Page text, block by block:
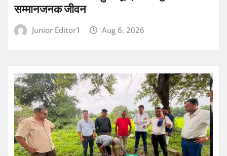
सम्मानजनक जीवन
Junior Editor1 Aug 6, 2026